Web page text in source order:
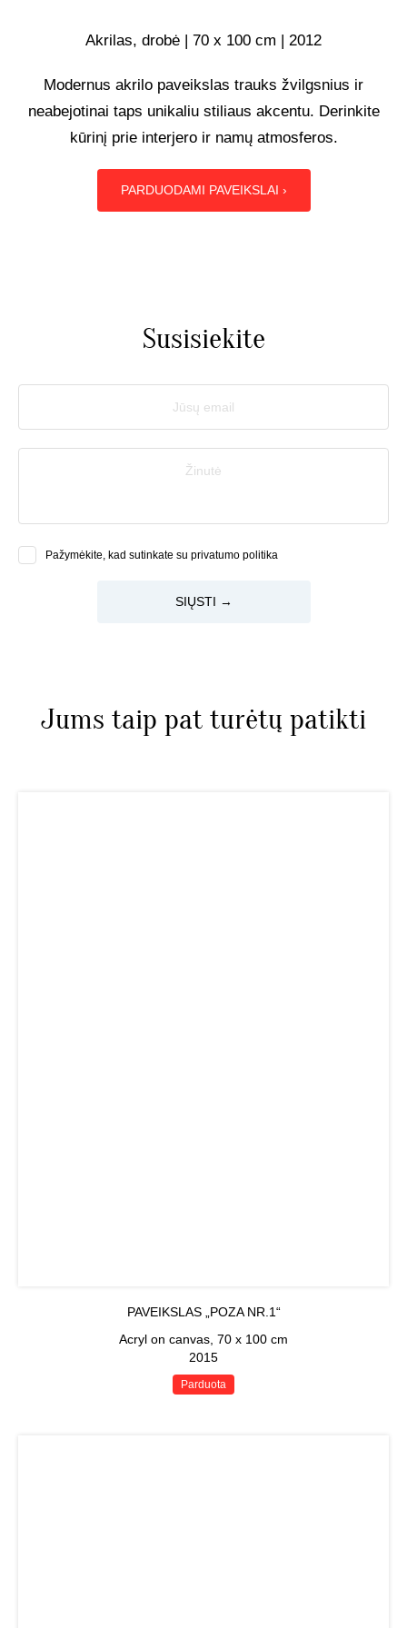
UŽSAKOMIEJI PROJEKTAI
TAPYBOS PAMOKOS
BIO
Akrilas, drobė | 70 x 100 cm | 2012
Modernus akrilo paveikslas trauks žvilgsnius ir
neabejotinai taps unikaliu stiliaus akcentu. Derinkite
kūrinį prie interjero ir namų atmosferos.
PARDUODAMI PAVEIKSLAI ›
Susisiekite
Jūsų email
Žinutė
Pažymėkite, kad sutinkate su privatumo politika
SIŲSTI →
Jums taip pat turėtų patikti
PAVEIKSLAS „POZA NR.1“
Acryl on canvas, 70 x 100 cm
2015
Parduota